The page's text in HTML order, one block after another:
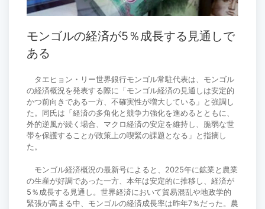
モンゴルの経済が5％成長する見通しで
ある
タエヒョン・リー世界銀行モンゴル常駐代表は、モンゴル
の経済概況を発表する際に「モンゴル経済の見通しは安定的
かつ前向きである一方、不確実性が増大している」と強調し
た。同氏は「経済の多角化と競争力強化を進めるとともに、
外的逆風が続く場合、マクロ経済の安定を維持し、脆弱な世
帯を保護することが政策上の喫緊の課題となる」と指摘し
た。
モンゴル経済概況の最新号によると、2025年に鉱業と農業
の生産が好調であった一方、本年は安定的に推移し、経済が
5％成長する見通し。世界経済において貿易混乱や地政学的
緊張が高まる中、モンゴルの経済成長率は昨年7％だった。農